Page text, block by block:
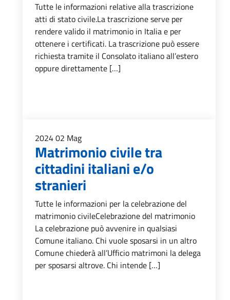
Tutte le informazioni relative alla trascrizione
atti di stato civile.La trascrizione serve per
rendere valido il matrimonio in Italia e per
ottenere i certificati. La trascrizione può essere
richiesta tramite il Consolato italiano all’estero
oppure direttamente […]
202402 Mag
Matrimonio civile tra
cittadini italiani e/o
stranieri
Tutte le informazioni per la celebrazione del
matrimonio civileCelebrazione del matrimonio
La celebrazione può avvenire in qualsiasi
Comune italiano. Chi vuole sposarsi in un altro
Comune chiederà all’Ufficio matrimoni la delega
per sposarsi altrove. Chi intende […]